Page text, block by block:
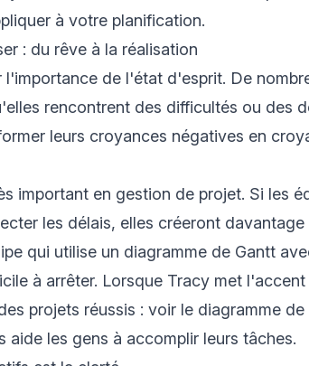
à votre planification.
: du rêve à la réalisation
de l'état d'esprit. De
rencontrent des difficultés ou des
leurs croyances négatives en
important en gestion de projet. Si les
les délais, elles créeront
qui utilise un diagramme de Gantt
à arrêter. Lorsque Tracy met l'accent
projets réussis : voir le diagramme de
aide les gens à accomplir leurs tâches.